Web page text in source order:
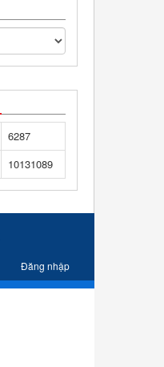
6287
10131089
Đăng nhập